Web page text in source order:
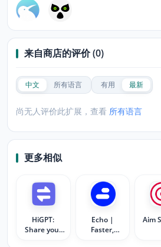
来自商店的评价 (0)
中文 所有语言 有用 最新
尚无人评价此扩展，查看 所有语言
更多相似
HiGPT:
Share your
Echo |
Faster,
Aim